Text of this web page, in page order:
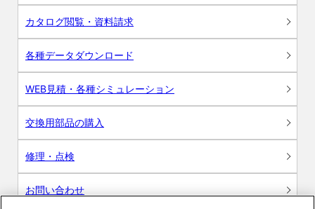
カタログ閲覧・資料請求
各種データダウンロード
WEB見積・各種シミュレーション
交換用部品の購入
修理・点検
お問い合わせ